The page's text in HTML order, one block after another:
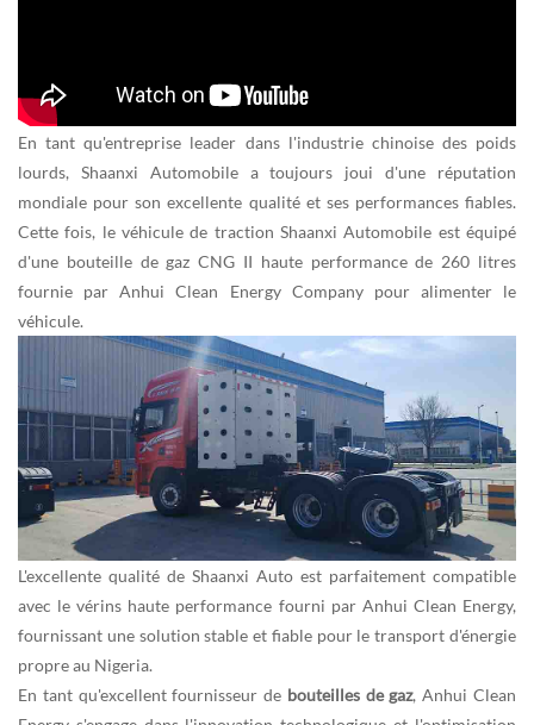
En tant qu'entreprise leader dans l'industrie chinoise des poids
lourds, Shaanxi Automobile a toujours joui d'une réputation
mondiale pour son excellente qualité et ses performances fiables.
Cette fois, le véhicule de traction Shaanxi Automobile est équipé
d'une bouteille de gaz CNG II haute performance de 260 litres
fournie par Anhui Clean Energy Company pour alimenter le
véhicule.
L'excellente qualité de Shaanxi Auto est parfaitement compatible
avec levérins haute performance fourni par Anhui Clean Energy,
fournissant une solution stable et fiable pour le transport d'énergie
propre au Nigeria.
En tant qu'excellent fournisseur de bouteilles de gaz, Anhui Clean